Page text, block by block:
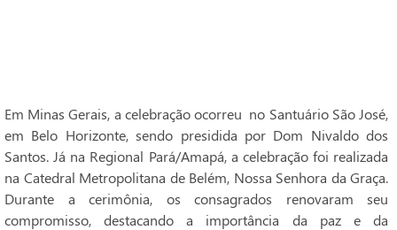
Em Minas Gerais, a celebração ocorreu no Santuário São José,
em Belo Horizonte, sendo presidida por Dom Nivaldo dos
Santos. Já na Regional Pará/Amapá, a celebração foi realizada
na Catedral Metropolitana de Belém, Nossa Senhora da Graça.
Durante a cerimônia, os consagrados renovaram seu
compromisso, destacando a importância da paz e da